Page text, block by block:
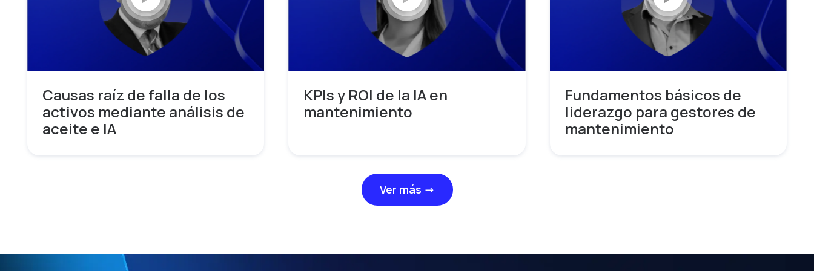
Causas raíz de falla de los
activos mediante análisis de
aceite e IA
KPIs y ROI de la IA en
mantenimiento
Fundamentos básicos de
liderazgo para gestores de
mantenimiento
Ver más →